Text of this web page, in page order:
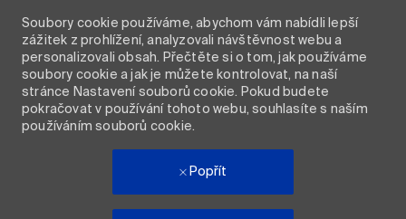
Soubory cookie používáme, abychom vám nabídli lepší
zážitek z prohlížení, analyzovali návštěvnost webu a
personalizovali obsah. Přečtěte si o tom, jak používáme
soubory cookie a jak je můžete kontrolovat, na naší
stránce Nastavení souborů cookie. Pokud budete
pokračovat v používání tohoto webu, souhlasíte s naším
používáním souborů cookie.
Popřít